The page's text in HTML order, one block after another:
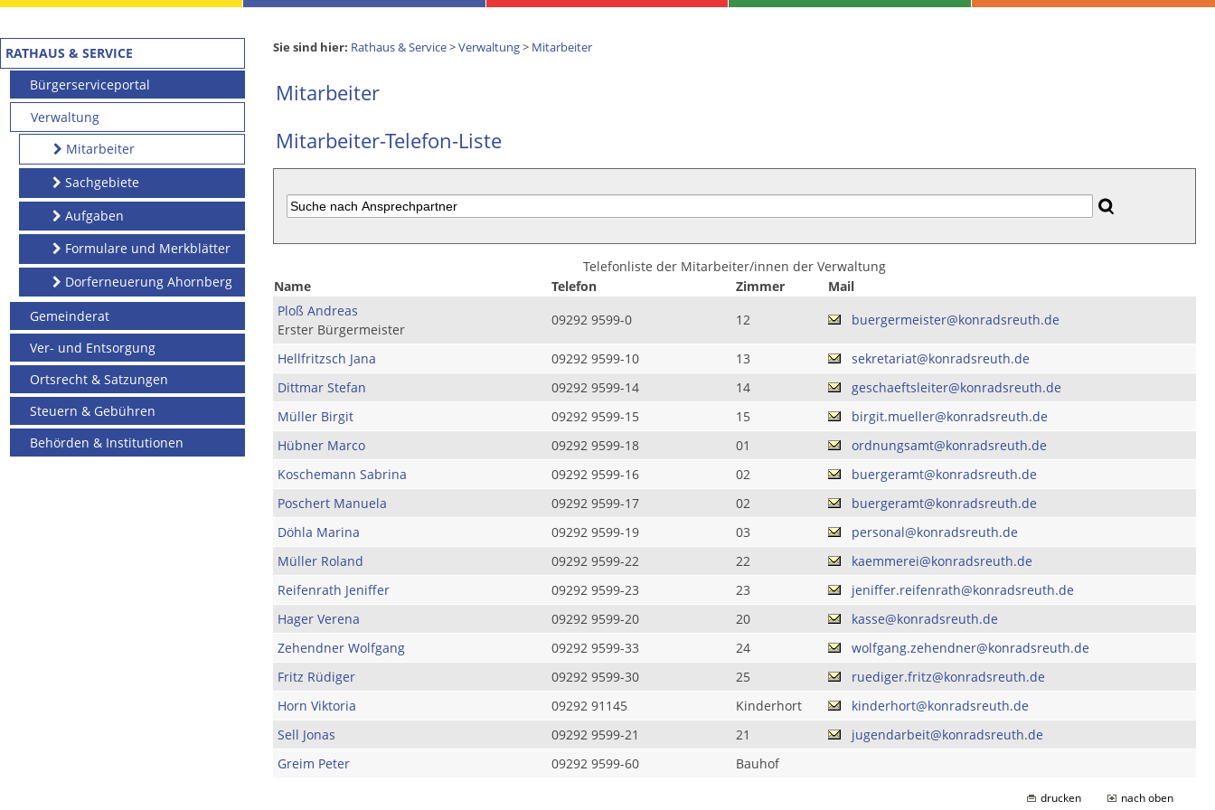
RATHAUS & SERVICE
Bürgerserviceportal
Verwaltung
Mitarbeiter
Sachgebiete
Aufgaben
Formulare und Merkblätter
Dorferneuerung Ahornberg
Gemeinderat
Ver- und Entsorgung
Ortsrecht & Satzungen
Steuern & Gebühren
Behörden & Institutionen
Sie sind hier: Rathaus & Service>Verwaltung> Mitarbeiter
Mitarbeiter
Mitarbeiter-Telefon-Liste
Telefonliste der Mitarbeiter/innen der Verwaltung
Name
Telefon Zimmer
Mail
Ploß Andreas
Erster Bürgermeister
09292 9599-0 12 buergermeister@konradsreuth.de
Hellfritzsch Jana 09292 9599-10 13
sekretariat@konradsreuth.de
Dittmar Stefan
09292 9599-14 14
geschaeftsleiter@konradsreuth.de
Müller Birgit
09292 9599-15 15
birgit.mueller@konradsreuth.de
Hübner Marco
09292 9599-18 01
ordnungsamt@konradsreuth.de
Koschemann Sabrina
09292 9599-16 02
buergeramt@konradsreuth.de
Poschert Manuela
09292 9599-17 02
buergeramt@konradsreuth.de
Döhla Marina
09292 9599-19 03
personal@konradsreuth.de
Müller Roland
09292 9599-22 22
kaemmerei@konradsreuth.de
Reifenrath Jeniffer
09292 9599-23 23
jeniffer.reifenrath@konradsreuth.de
Hager Verena
09292 9599-20 20
kasse@konradsreuth.de
Zehendner Wolfgang
09292 9599-33 24
wolfgang.zehendner@konradsreuth.de
Fritz Rüdiger
09292 9599-30 25
ruediger.fritz@konradsreuth.de
Horn Viktoria
09292 91145 Kinderhort
kinderhort@konradsreuth.de
Sell Jonas
09292 9599-21 21
jugendarbeit@konradsreuth.de
Greim Peter
09292 9599-60 Bauhof
drucken nach oben